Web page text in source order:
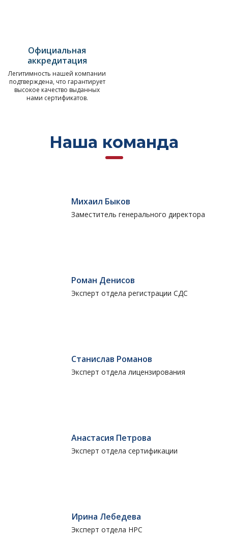
Официальная
аккредитация
Легитимность нашей компании
подтверждена, что гарантирует
высокое качество выданных
нами сертификатов.
Наша команда
Михаил Быков
Заместитель генерального директора
Роман Денисов
Эксперт отдела регистрации СДС
Станислав Романов
Эксперт отдела лицензирования
Анастасия Петрова
Эксперт отдела сертификации
Ирина Лебедева
Эксперт отдела НРС